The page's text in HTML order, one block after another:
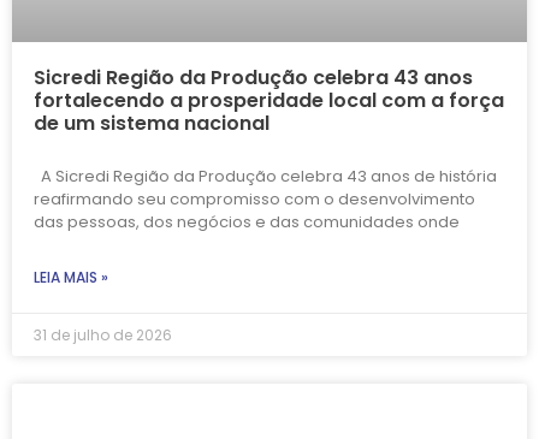
Sicredi Região da Produção celebra 43 anos
fortalecendo a prosperidade local com a força
de um sistema nacional
A Sicredi Região da Produção celebra 43 anos de história
reafirmando seu compromisso com o desenvolvimento
das pessoas, dos negócios e das comunidades onde
LEIA MAIS »
31 de julho de 2026